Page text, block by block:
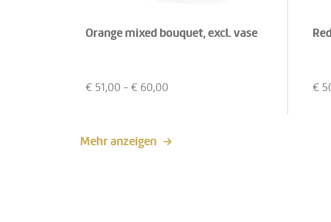
Orange mixed bouquet, excl. vase
€ 51,00 - € 60,00 €
Mehr anzeigen